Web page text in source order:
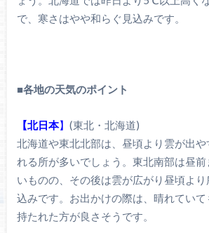
で、寒さはやや和らぐ見込みです。
■各地の天気のポイント
【北日本】 (東北・北海道)
北海道や東北北部は、昼頃より雲が出
れる所が多いでしょう。東北南部は昼
いものの、その後は雲が広がり昼頃よ
込みです。お出かけの際は、晴れてい
持たれた方が良さそうです。